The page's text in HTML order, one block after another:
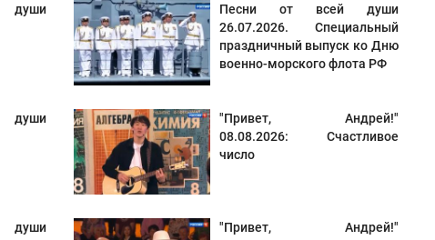
Песни от всей души
26.07.2026. Специальный
праздничный выпуск ко Дню
военно-морского флота РФ
"Привет, Андрей!"
08.08.2026: Счастливое
число
"Привет, Андрей!"